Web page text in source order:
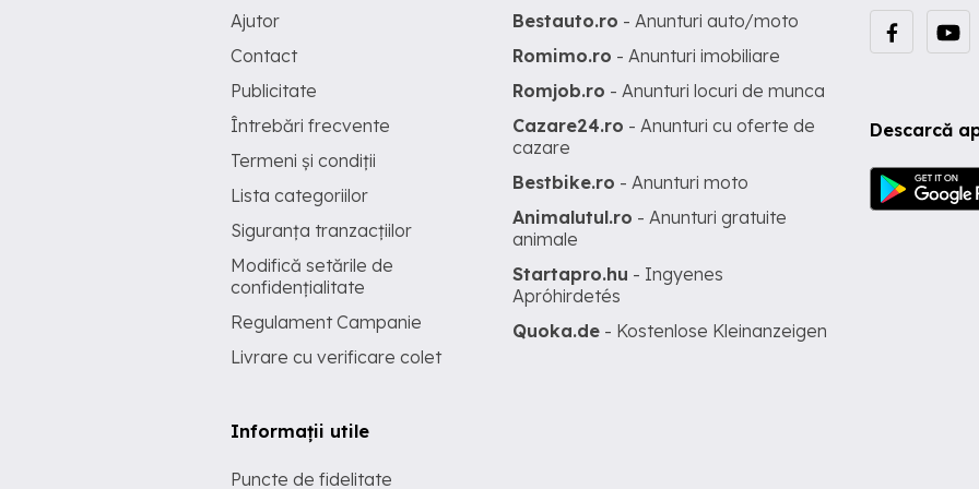
Descarcă
Ajutor
Contact
Publicitate
Întrebări frecvente
Termeni și condiții
Lista categoriilor
Siguranța tranzacțiilor
Modifică setările de
confidențialitate
Regulament Campanie
Livrare cu verificare colet
Informații utile
Puncte de fidelitate
Bestauto.ro - Anunturi auto/moto
Romimo.ro - Anunturi imobiliare
Romjob.ro - Anunturi locuri de munca
Cazare24.ro - Anunturi cu oferte de
cazare
Bestbike.ro - Anunturi moto
Animalutul.ro - Anunturi gratuite
animale
Startapro.hu - Ingyenes
Apróhirdetés
Quoka.de - Kostenlose Kleinanzeigen